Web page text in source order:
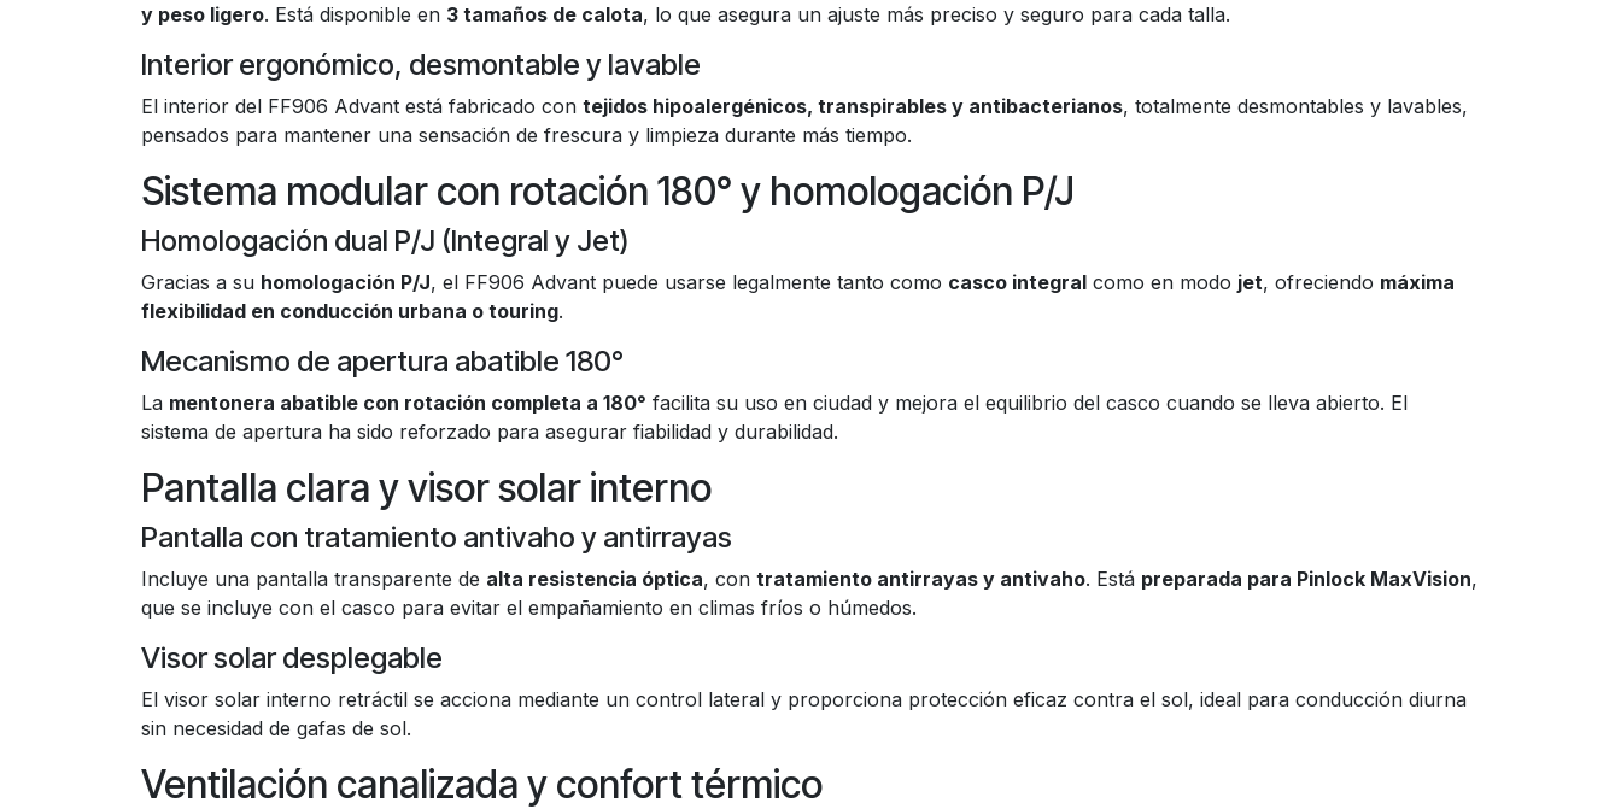
y peso ligero. Está disponible en 3 tamaños de calota, lo que asegura un ajuste más preciso y seguro para cada talla.
Interior ergonómico, desmontable y lavable
El interior del FF906 Advant está fabricado con tejidos hipoalergénicos, transpirables y antibacterianos, totalmente desmontables y lavables,
pensados para mantener una sensación de frescura y limpieza durante más tiempo.
Sistema modular con rotación 180° y homologación P/J
Homologación dual P/J (Integral y Jet)
Gracias a su homologación P/J, el FF906 Advant puede usarse legalmente tanto como casco integral como en modo jet, ofreciendo máxima
flexibilidad en conducción urbana o touring.
Mecanismo de apertura abatible 180°
La mentonera abatible con rotación completa a 180° facilita su uso en ciudad y mejora el equilibrio del casco cuando se lleva abierto. El
sistema de apertura ha sido reforzado para asegurar fiabilidad y durabilidad.
Pantalla clara y visor solar interno
Pantalla con tratamiento antivaho y antirrayas
Incluye una pantalla transparente de alta resistencia óptica, con tratamiento antirrayas y antivaho. Está preparada para Pinlock MaxVision,
que se incluye con el casco para evitar el empañamiento en climas fríos o húmedos.
Visor solar desplegable
El visor solar interno retráctil se acciona mediante un control lateral y proporciona protección eficaz contra el sol, ideal para conducción diurna
sin necesidad de gafas de sol.
Ventilación canalizada y confort térmico